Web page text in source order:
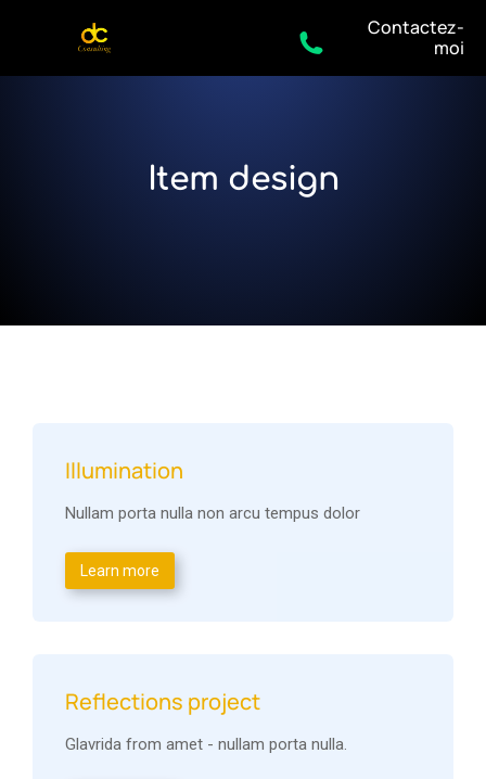
Contactez-
moi
Item design
Illumination
Nullam porta nulla non arcu tempus dolor
Learn more
Reflections project
Glavrida from amet - nullam porta nulla.